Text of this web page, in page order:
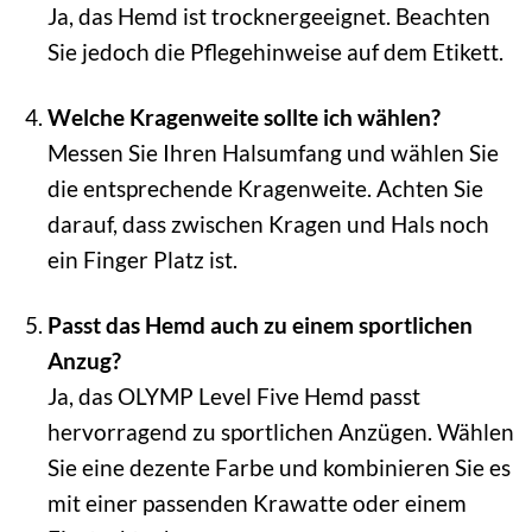
Ja, das Hemd ist trocknergeeignet. Beachten
Sie jedoch die Pflegehinweise auf dem Etikett.
Welche Kragenweite sollte ich wählen?
Messen Sie Ihren Halsumfang und wählen Sie
die entsprechende Kragenweite. Achten Sie
darauf, dass zwischen Kragen und Hals noch
ein Finger Platz ist.
Passt das Hemd auch zu einem sportlichen
Anzug?
Ja, das OLYMP Level Five Hemd passt
hervorragend zu sportlichen Anzügen. Wählen
Sie eine dezente Farbe und kombinieren Sie es
mit einer passenden Krawatte oder einem